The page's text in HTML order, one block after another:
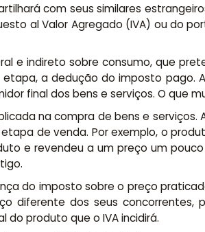
com seus similares
al Valor Agregado (IVA) ou do
e indireto sobre consumo, que
a dedução do imposto pago.
final dos bens e serviços. O que
na compra de bens e
de venda. Por exemplo, o
e revendeu a um preço um
do imposto sobre o preço
diferente dos seus concorrentes,
produto que o IVA incidirá.